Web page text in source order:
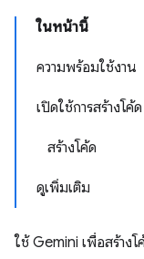
ในหน้านี้
ความพร้อมใช้งาน
เปิดใช้การสร้างโค้ด
สร้างโค้ด
ดูเพิ่มเติม
ใช้ Gemini เพื่อสร้าง